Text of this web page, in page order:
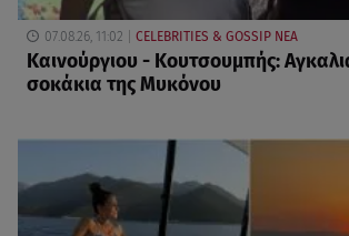
07.08.26, 11:02 CELEBRITIES & GOSSIP ΝΕΑ
Καινούργιου - Κουτσουμπής:
σοκάκια της Μυκόνου